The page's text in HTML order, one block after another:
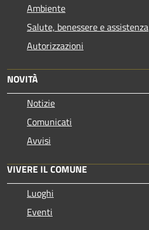
Ambiente
Salute, benessere e assistenza
Autorizzazioni
NOVITÀ
Notizie
Comunicati
Avvisi
VIVERE IL COMUNE
Luoghi
Eventi